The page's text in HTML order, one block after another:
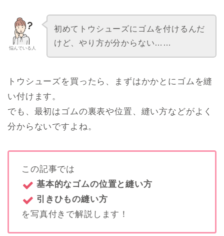
悩んでいる人
初めてトウシューズにゴムを付けるんだ
けど、やり方が分からない……
トウシューズを買ったら、まずはかかとにゴムを縫
い付けます。
でも、最初はゴムの裏表や位置、縫い方などがよく
分からないですよね。
この記事では
基本的なゴムの位置と縫い方
引きひもの縫い方
を写真付きで解説します！